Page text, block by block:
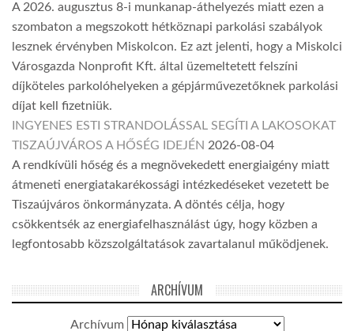
A 2026. augusztus 8-i munkanap-áthelyezés miatt ezen a
szombaton a megszokott hétköznapi parkolási szabályok
lesznek érvényben Miskolcon. Ez azt jelenti, hogy a Miskolci
Városgazda Nonprofit Kft. által üzemeltetett felszíni
díjköteles parkolóhelyeken a gépjárművezetőknek parkolási
díjat kell fizetniük.
INGYENES ESTI STRANDOLÁSSAL SEGÍTI A LAKOSOKAT
TISZAÚJVÁROS A HŐSÉG IDEJÉN 2026-08-04
A rendkívüli hőség és a megnövekedett energiaigény miatt
átmeneti energiatakarékossági intézkedéseket vezetett be
Tiszaújváros önkormányzata. A döntés célja, hogy
csökkentsék az energiafelhasználást úgy, hogy közben a
legfontosabb közszolgáltatások zavartalanul működjenek.
ARCHÍVUM
Archívum